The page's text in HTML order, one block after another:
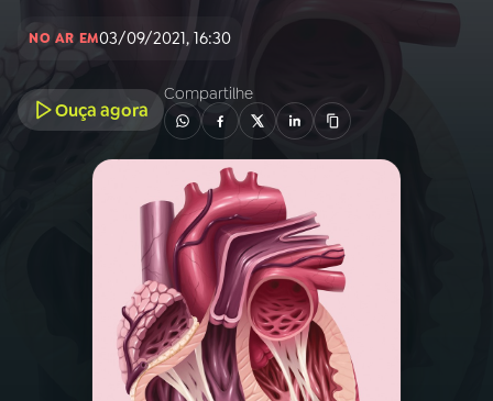
INÍCIO
A RÁDIO
PROGRAMAÇÃO
PROGRAMAS
PODCASTS
VIDEOCASTS
NO AR EM03/09/2021, 16:30
Ouça agora
Compartilhe